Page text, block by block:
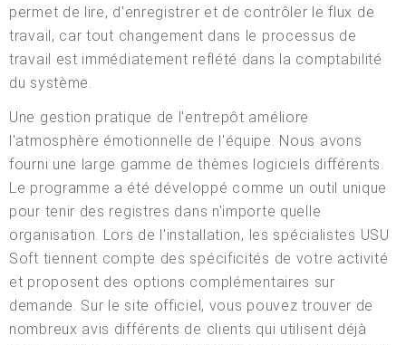
permet de lire, d'enregistrer et de contrôler le flux de
travail, car tout changement dans le processus de
travail est immédiatement reflété dans la comptabilité
du système.
Une gestion pratique de l'entrepôt améliore
l'atmosphère émotionnelle de l'équipe. Nous avons
fourni une large gamme de thèmes logiciels différents.
Le programme a été développé comme un outil unique
pour tenir des registres dans n'importe quelle
organisation. Lors de l'installation, les spécialistes USU
Soft tiennent compte des spécificités de votre activité
et proposent des options complémentaires sur
demande. Sur le site officiel, vous pouvez trouver de
nombreux avis différents de clients qui utilisent déjà